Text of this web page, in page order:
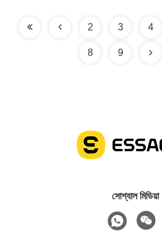
2 3 4
8 9
সোশ্যাল মিডিয়া